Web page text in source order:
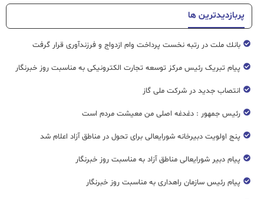
پربازدیدترین ها
بانك ملت در رتبه نخست پرداخت وام ازدواج و فرزندآوری قرار گرفت
پیام تبریک رئیس مرکز توسعه تجارت الکترونیکی به مناسبت روز خبرنگار
انتصاب جدید در شرکت ملی گاز
رئیس جمهور : دغدغه اصلی من معیشت مردم است
پنج اولویت دبیرخانه شورایعالی برای تحول در مناطق آزاد اعلام شد
پیام دبیر شورایعالی مناطق آزاد به مناسبت روز خبرنگار
پیام رئیس سازمان راهداری به مناسبت روز خبرنگار